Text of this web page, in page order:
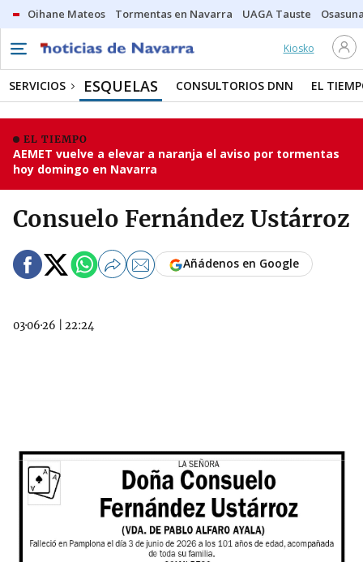
Oihane Mateos Tormentas en Navarra UAGA Tauste
Kiosko
SERVICIOS ESQUELAS CONSULTORIOS DNN EL
EL TIEMPO
AEMET vuelve a elevar a naranja el aviso por tormentas
hoy domingo en Navarra
Consuelo Fernández Ustárroz
03·06·26 22:24
Añádenos en Google